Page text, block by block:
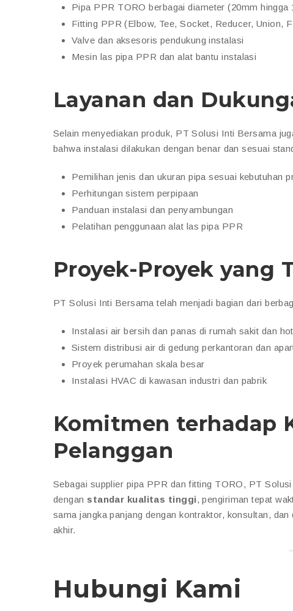
Pipa PPR TORO berbagai diameter (20mm hingga
Fitting PPR (Elbow, Tee, Socket, Reducer, Union,
Valve dan aksesoris pendukung instalasi
Mesin las pipa PPR dan alat bantu instalasi
Layanan dan
Selain menyediakan produk, PT Solusi Inti Bersama
bahwa instalasi dilakukan dengan benar dan sesuai
Pemilihan jenis dan ukuran pipa sesuai kebutuhan
Perhitungan sistem perpipaan
Panduan instalasi dan penyambungan
Pelatihan penggunaan alat las pipa PPR
Proyek-Proyek yang
PT Solusi Inti Bersama telah menjadi bagian dari
Instalasi air bersih dan panas di rumah sakit dan
Sistem distribusi air di gedung perkantoran dan
Proyek perumahan skala besar
Instalasi HVAC di kawasan industri dan pabrik
Komitmen terhadap
Pelanggan
Sebagai supplier pipa PPR dan fitting TORO, PT
dengan standar kualitas tinggi, pengiriman tepat
sama jangka panjang dengan kontraktor, konsultan,
akhir.
Hubungi Kami